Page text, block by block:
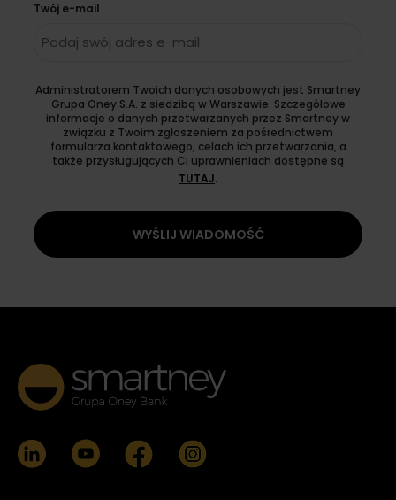
Twój e-mail
Administratorem Twoich danych osobowych jest Smartney
Grupa Oney S.A. z siedzibą w Warszawie. Szczegółowe
informacje o danych przetwarzanych przez Smartney w
związku z Twoim zgłoszeniem za pośrednictwem
formularza kontaktowego, celach ich przetwarzania, a
także przysługujących Ci uprawnieniach dostępne są
TUTAJ.